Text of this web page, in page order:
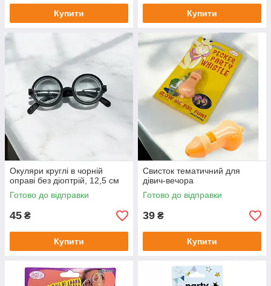
Купити Купити
Окуляри круглі в чорній
оправі без діоптрій, 12,5 см
Готово до відправки
45 ₴
Купити
Свисток тематичний для
дівич-вечора
Готово до відправки
39 ₴
Купити